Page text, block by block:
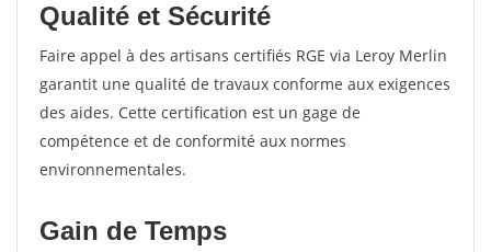
Qualité et Sécurité
Faire appel à des artisans certifiés RGE via Leroy Merlin
garantit une qualité de travaux conforme aux exigences
des aides. Cette certification est un gage de
compétence et de conformité aux normes
environnementales.
Gain de Temps